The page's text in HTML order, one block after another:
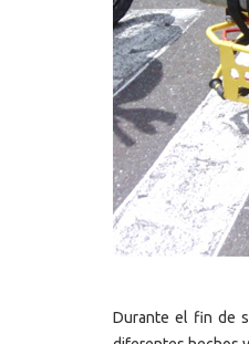
Durante el fin de